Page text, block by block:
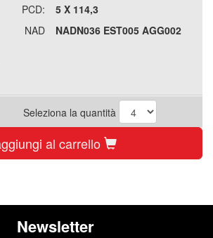
PCD:
5 X 114,3
NAD
NADN036 EST005 AGG002
Seleziona la quantità
al carrello
Newsletter